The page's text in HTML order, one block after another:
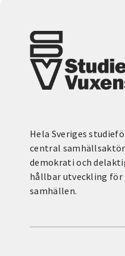
Hela Sveriges
central
demokrati och
hållbar utveckling för
samhällen.